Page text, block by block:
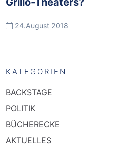
24.August 2018
KATEGORIEN
BACKSTAGE
POLITIK
BÜCHERECKE
AKTUELLES